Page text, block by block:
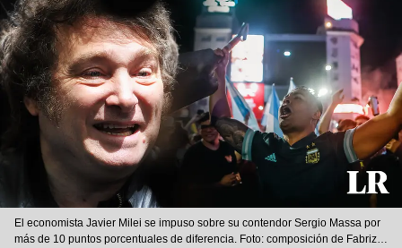
El economista Javier Milei se impuso sobre su contendor Sergio Massa por
más de 10 puntos porcentuales de diferencia. Foto: composición de Fabrizio